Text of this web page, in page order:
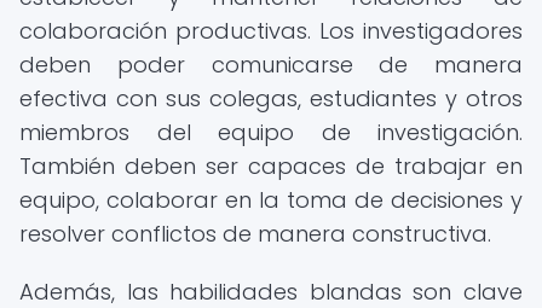
colaboración productivas. Los investigadores
deben poder comunicarse de manera
efectiva con sus colegas, estudiantes y otros
miembros del equipo de investigación.
También deben ser capaces de trabajar en
equipo, colaborar en la toma de decisiones y
resolver conflictos de manera constructiva.
Además, las habilidades blandas son clave